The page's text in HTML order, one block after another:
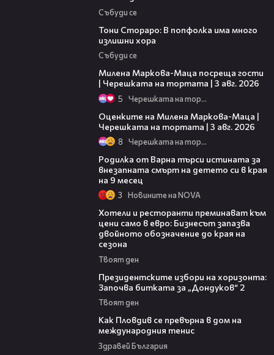
Събуди се
Тони Стораро: В попфолка има много
излишни хора
Събуди се
Милена Маркова-Маца посреща гости
| Черешката на тортата | 3 авг. 2026
5 Черешката на тортата
Оценките на Милена Маркова-Маца |
Черешката на тортата | 3 авг. 2026
8 Черешката на тортата
Родилка от Варна търси истината за
внезапната смърт на детето си в края
на 9 месец
3 Новините на NOVA
Хотели и ресторанти преминават към
цени само в евро: Бизнесът запазва
двойното обозначение до края на
сезона
Твоят ден
Президентските избори на хоризонта:
Започва битката за „Дондуков“ 2
Твоят ден
Как Пловдив се превърна в дом на
международния тенис
Здравей България